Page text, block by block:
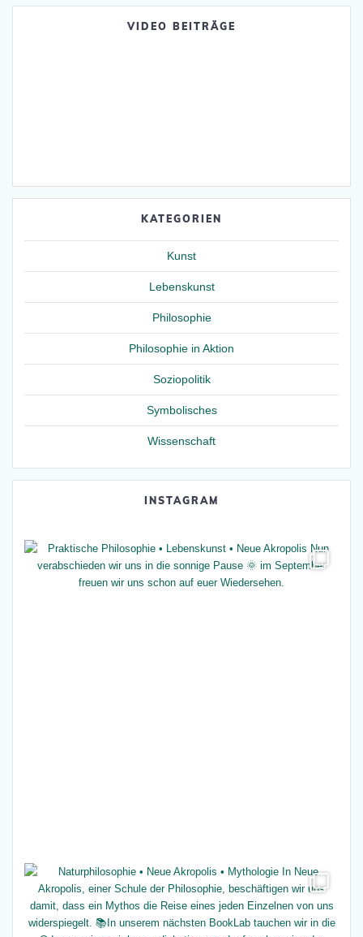
VIDEO BEITRÄGE
KATEGORIEN
Kunst
Lebenskunst
Philosophie
Philosophie in Aktion
Soziopolitik
Symbolisches
Wissenschaft
INSTAGRAM